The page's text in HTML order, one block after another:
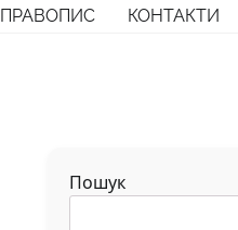
ПРАВОПИС КОНТАКТИ
Пошук